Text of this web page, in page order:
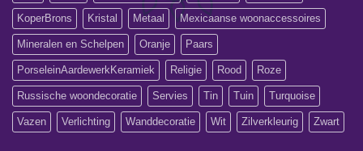
KoperBrons Kristal Metaal Mexicaanse woonaccessoires
Mineralen en Schelpen Oranje Paars
PorseleinAardewerkKeramiek Religie Rood Roze
Russische woondecoratie Servies Tin Tuin Turquoise
Vazen Verlichting Wanddecoratie Wit Zilverkleurig Zwart